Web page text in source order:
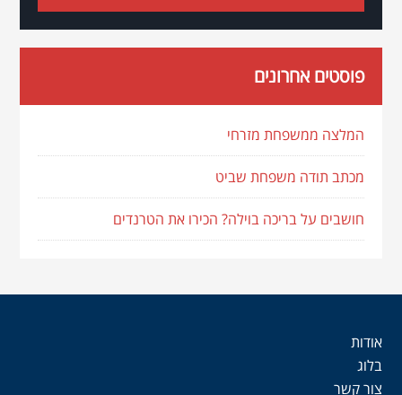
פוסטים אחרונים
המלצה ממשפחת מזרחי
מכתב תודה משפחת שביט
חושבים על בריכה בוילה? הכירו את הטרנדים
אודות
בלוג
צור קשר